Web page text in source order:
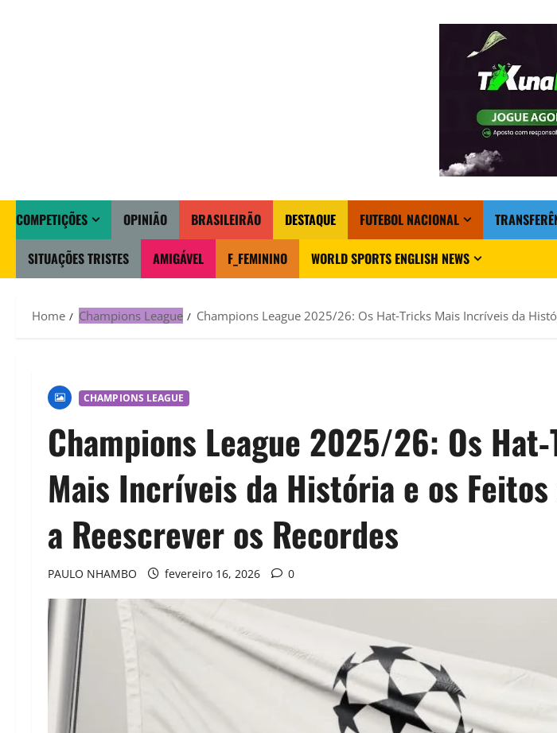
COMPETIÇÕES OPINIÃO BRASILEIRÃO DESTAQUE FUTEBOL NACIONAL
SITUAÇÕES TRISTES AMIGÁVEL F_FEMININO WORLD SPORTS ENGLISH NEWS
Home Champions League Champions League 2025/26: Os Hat‑Tricks Mais Incríveis da
CHAMPIONS LEAGUE
Champions League 2025/26: Os
Mais Incríveis da História e os Feitos
a Reescrever os Recordes
PAULO NHAMBO fevereiro 16, 2026 0